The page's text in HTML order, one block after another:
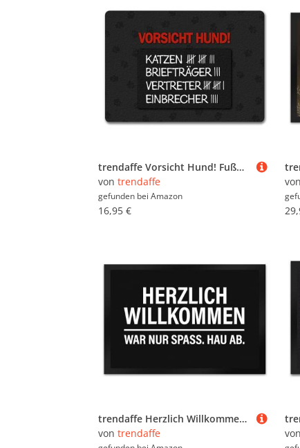
trendaffe Vorsicht Hund! Fußmatte randlos mit Strichliste Motiv
von trendaffe
gefunden bei Amazon
16,95 €
von
trendaffe Herzlich Willkommen war nur Spaß hau ab Fußmatte XL in schwarz-weiß
von trendaffe
von